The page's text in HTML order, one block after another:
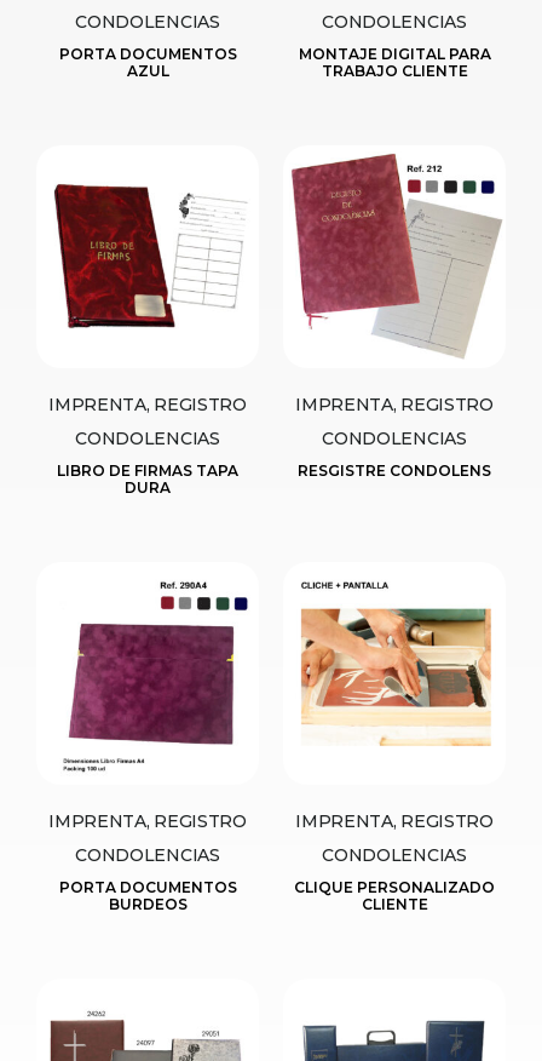
CONDOLENCIAS
PORTA DOCUMENTOS
AZUL
CONDOLENCIAS
MONTAJE DIGITAL PARA
TRABAJO CLIENTE
IMPRENTA, REGISTRO
CONDOLENCIAS
LIBRO DE FIRMAS TAPA
DURA
IMPRENTA, REGISTRO
CONDOLENCIAS
RESGISTRE CONDOLENS
IMPRENTA, REGISTRO
CONDOLENCIAS
PORTA DOCUMENTOS
BURDEOS
IMPRENTA, REGISTRO
CONDOLENCIAS
CLIQUE PERSONALIZADO
CLIENTE